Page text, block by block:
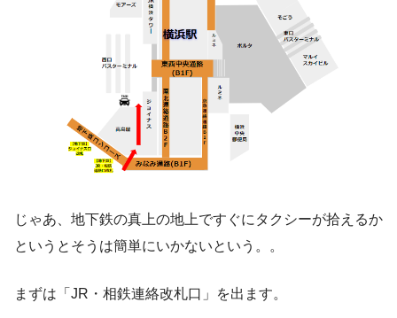
じゃあ、地下鉄の真上の地上ですぐにタクシーが拾えるか
というとそうは簡単にいかないという。。
まずは「JR・相鉄連絡改札口」を出ます。